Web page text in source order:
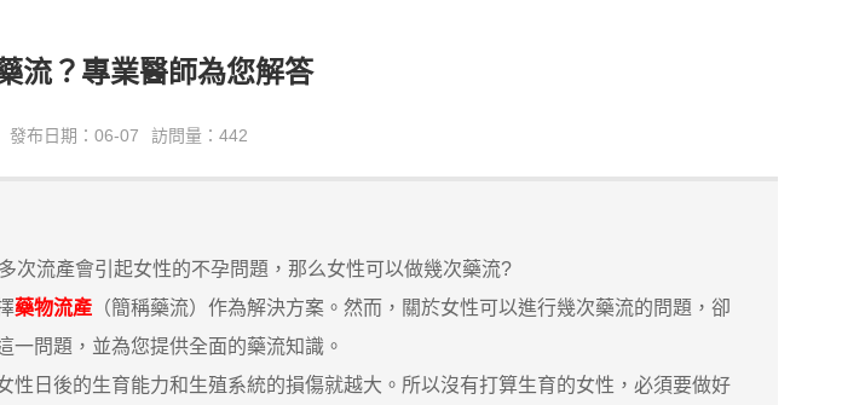
流？專業醫師為您解答
發布日期：06-07 訪問量：442
流產會引起女性的不孕問題，那么女性可以做幾次藥流?
藥物流產 （簡稱藥流）作為解決方案。然而，關於女性可以進行幾次藥流的問題，卻
問題，並為您提供全面的藥流知識。
性日後的生育能力和生殖系統的損傷就越大。所以沒有打算生育的女性，必須要做好